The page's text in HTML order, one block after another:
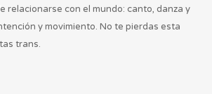
relacionarse con el mundo: canto, danza y
y movimiento. No te pierdas esta
trans.